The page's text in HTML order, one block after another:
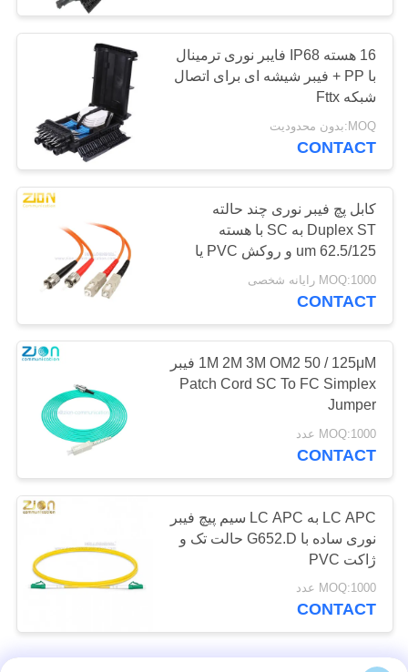
مواد کابل
20
لوازم کابلی ADSS
96
کابل های برق فشار
ضعیف
43
74
16 هسته IP68 فایبر نوری ترمینال
با PP + فیبر شیشه ای برای اتصال
شبکه Fttx
MOQ:بدون محدودیت
CONTACT
کابل پچ فیبر نوری چند حالته
Duplex ST به SC با هسته
62.5/125 um و روکش PVC یا
LSZH برای شبکه‌های مخابراتی
MOQ:1000 رایانه شخصی
CONTACT
1M 2M 3M OM2 50 / 125μM فیبر
Patch Cord SC To FC Simplex
Jumper
MOQ:1000 عدد
CONTACT
LC APC به LC APC سیم پیچ فیبر
نوری ساده با G652.D حالت تک و
ژاکت PVC
MOQ:1000 عدد
CONTACT